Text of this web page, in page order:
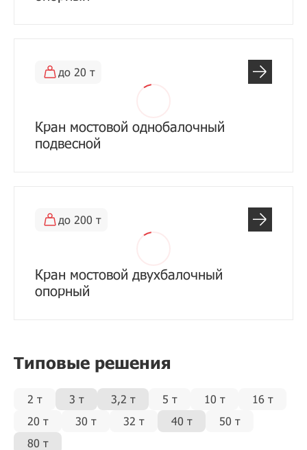
до 20 т
Кран мостовой однобалочный
подвесной
до 200 т
Кран мостовой двухбалочный
опорный
Типовые решения
2 т 3 т 3,2 т 5 т 10 т
16 т
20 т
30 т 32 т 40 т
50 т
80 т